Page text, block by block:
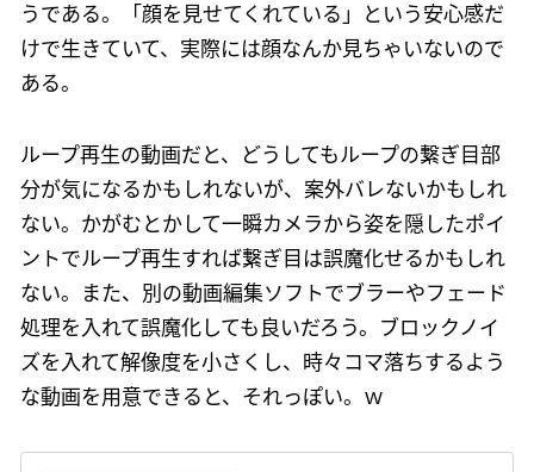
うである。「顔を見せてくれている」という安心感だ
けで生きていて、実際には顔なんか見ちゃいないので
ある。
ループ再生の動画だと、どうしてもループの繋ぎ目部
分が気になるかもしれないが、案外バレないかもしれ
ない。かがむとかして一瞬カメラから姿を隠したポイ
ントでループ再生すれば繋ぎ目は誤魔化せるかもしれ
ない。また、別の動画編集ソフトでブラーやフェード
処理を入れて誤魔化しても良いだろう。ブロックノイ
ズを入れて解像度を小さくし、時々コマ落ちするよう
な動画を用意できると、それっぽい。ｗ